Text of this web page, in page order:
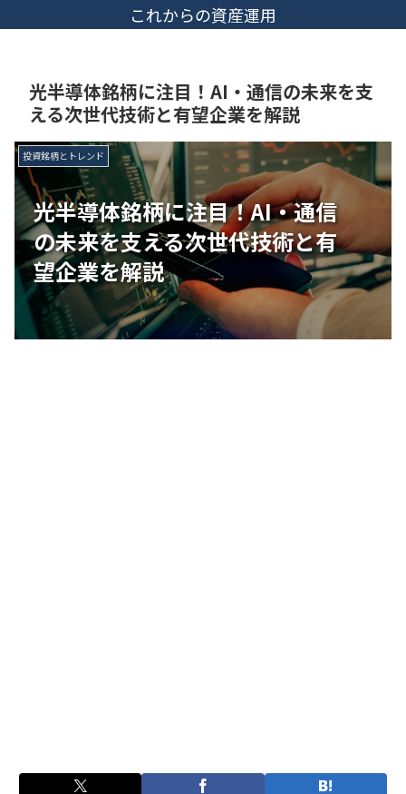
これからの資産運用
光半導体銘柄に注目！AI・通信の未来を支
える次世代技術と有望企業を解説
光半導体銘柄に注目！AI・通信
の未来を支える次世代技術と有
望企業を解説
投資銘柄とトレンド